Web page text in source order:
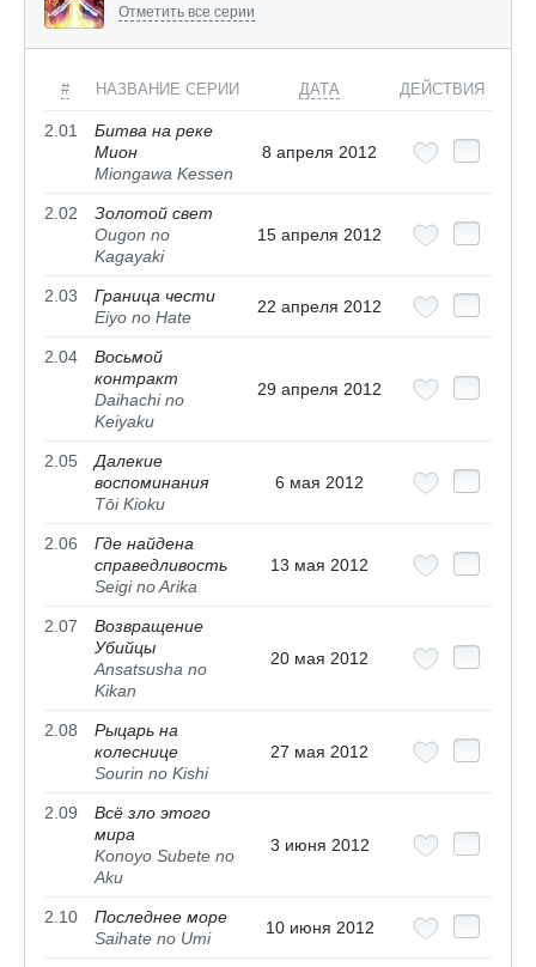
Отметить все серии
# НАЗВАНИЕ СЕРИИ ДАТА ДЕЙСТВИЯ
2.01
Битва на реке
Мион
Miongawa Kessen
8 апреля 2012
2.02
Золотой свет
Ougon no
Kagayaki
15 апреля 2012
2.03
Граница чести
Eiyo no Hate
22 апреля 2012
2.04
Восьмой
контракт
Daihachi no
Keiyaku
29 апреля 2012
2.05
Далекие
воспоминания
Tōi Kioku
6 мая 2012
2.06
Где найдена
справедливость
Seigi no Arika
13 мая 2012
2.07
Возвращение
Убийцы
Ansatsusha no
Kikan
20 мая 2012
2.08
Рыцарь на
колеснице
Sourin no Kishi
27 мая 2012
2.09
Всё зло этого
мира
Konoyo Subete no
Aku
3 июня 2012
2.10
Последнее море
Saihate no Umi
10 июня 2012